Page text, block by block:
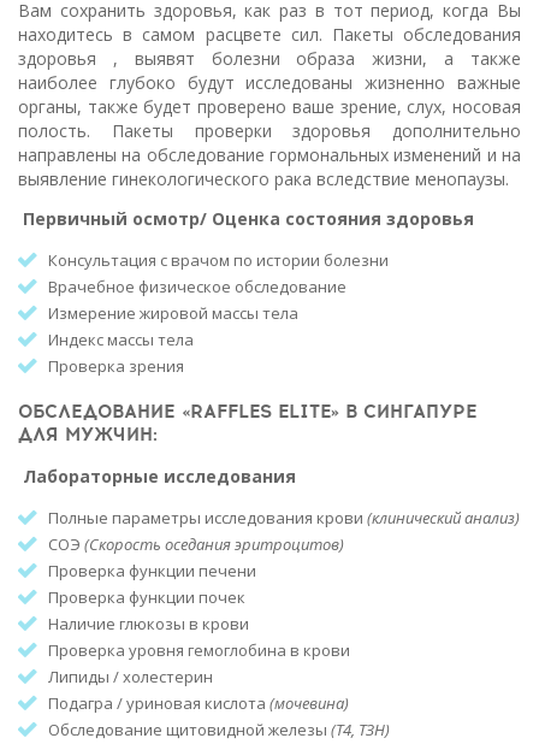
Вам сохранить здоровья, как раз в тот период, когда Вы
находитесь в самом расцвете сил. Пакеты обследования
здоровья , выявят болезни образа жизни, а также
наиболее глубоко будут исследованы жизненно важные
органы, также будет проверено ваше зрение, слух, носовая
полость. Пакеты проверки здоровья дополнительно
направлены на обследование гормональных изменений и на
выявление гинекологического рака вследствие менопаузы.
Первичный осмотр/ Оценка состояния здоровья
Консультация с врачом по истории болезни
Врачебное физическое обследование
Измерение жировой массы тела
Индекс массы тела
Проверка зрения
ОБСЛЕДОВАНИЕ «RAFFLES ELITE» В СИНГАПУРЕ
ДЛЯ МУЖЧИН:
Лабораторные исследования
Полные параметры исследования крови (клинический анализ)
СОЭ (Скорость оседания эритроцитов)
Проверка функции печени
Проверка функции почек
Наличие глюкозы в крови
Проверка уровня гемоглобина в крови
Липиды / холестерин
Подагра / уриновая кислота (мочевина)
Обследование щитовидной железы (Т4, ТЗН)